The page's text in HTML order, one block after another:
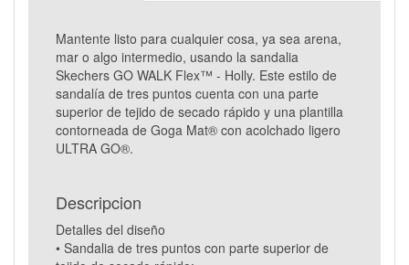
Mantente listo para cualquier cosa, ya sea arena,
mar o algo intermedio, usando la sandalia
Skechers GO WALK Flex™ - Holly. Este estilo de
sandalía de tres puntos cuenta con una parte
superior de tejido de secado rápido y una plantilla
contorneada de Goga Mat® con acolchado ligero
ULTRA GO®.
Descripcion
Detalles del diseño
• Sandalia de tres puntos con parte superior de